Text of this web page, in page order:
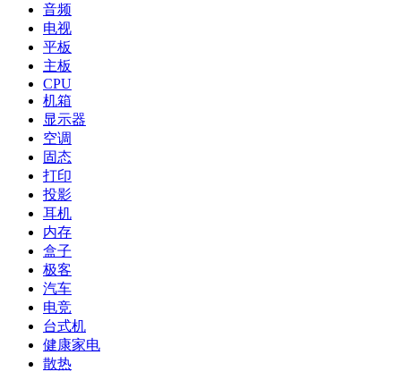
音频
电视
平板
主板
CPU
机箱
显示器
空调
固态
打印
投影
耳机
内存
盒子
极客
汽车
电竞
台式机
健康家电
散热